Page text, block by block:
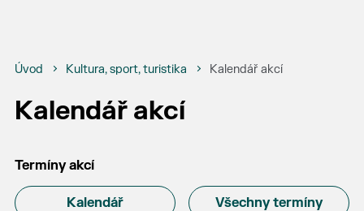
Úvod Kultura, sport, turistika Kalendář akcí
Kalendář akcí
Termíny akcí
Kalendář Všechny termíny